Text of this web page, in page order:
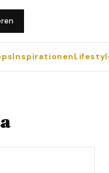
Inspirationen